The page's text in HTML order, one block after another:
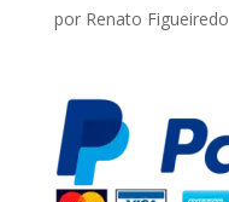
por Renato Figueiredo